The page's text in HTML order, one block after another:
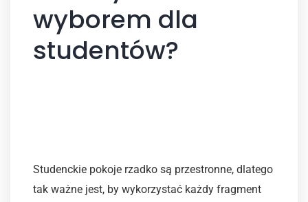
wyborem dla
studentów?
Studenckie pokoje rzadko są przestronne, dlatego
tak ważne jest, by wykorzystać każdy fragment